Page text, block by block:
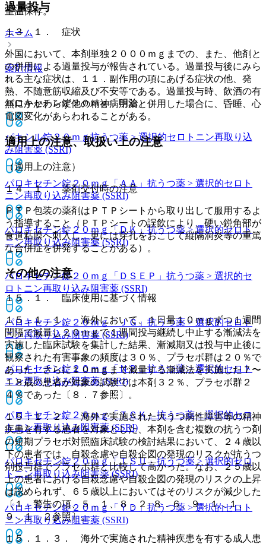
室温保存。
ホーム
薬剤情報
パロキセチン錠２０ｍｇ「明治」
パキシル錠２０ｍｇ抗うつ薬 > 選択的セロトニン再取り込
み阻害薬 (SSRI)
パロキセチン錠２０ｍｇ「ＡＡ」 抗うつ薬 > 選択的セロト
ニン再取り込み阻害薬 (SSRI)
パロキセチン錠２０ｍｇ「ＤＫ」抗うつ薬 > 選択的セロト
ニン再取り込み阻害薬 (SSRI)
パロキセチン錠２０ｍｇ「ＤＳＥＰ」 抗うつ薬 > 選択的セ
ロトニン再取り込み阻害薬 (SSRI)
パロキセチン錠２０ｍｇ「ＪＧ」 抗うつ薬 > 選択的セロト
ニン再取り込み阻害薬 (SSRI)
パロキセチン錠２０ｍｇ「ＮＰ」抗うつ薬 > 選択的セロト
ニン再取り込み阻害薬 (SSRI)
パロキセチン錠２０ｍｇ「ＴＣＫ」抗うつ薬 > 選択的セロ
トニン再取り込み阻害薬 (SSRI)
パロキセチン錠２０ｍｇ「ＴＳＵ」抗うつ薬 > 選択的セロ
トニン再取り込み阻害薬 (SSRI)
パロキセチン錠２０ｍｇ「ＹＤ」 抗うつ薬 > 選択的セロト
ニン再取り込み阻害薬 (SSRI)
過量投与
１３．１． 症状
外国において、本剤単独２０００ｍｇまでの、また、他剤と
の併用による過量投与が報告されている。過量投与後にみら
れる主な症状は、１１．副作用の項にあげる症状の他、発
熱、不随意筋収縮及び不安等である。過量投与時、飲酒の有
無にかかわらず他の精神病用薬と併用した場合に、昏睡、心
電図変化があらわれることがある。
適用上の注意、取扱い上の注意
（適用上の注意）
１４．１． 薬剤交付時の注意
ＰＴＰ包装の薬剤はＰＴＰシートから取り出して服用するよ
う指導すること（ＰＴＰシートの誤飲により、硬い鋭角部が
食道粘膜へ刺入し、更には穿孔をおこして縦隔洞炎等の重篤
な合併症を併発することがある）。
その他の注意
１５．１． 臨床使用に基づく情報
１５．１．１． 海外において、１日量１０ｍｇずつ１週間
間隔で減量し２０ｍｇで１週間投与継続し中止する漸減法を
実施した臨床試験を集計した結果、漸減期又は投与中止後に
観察された有害事象の頻度は３０％、プラセボ群は２０％で
あった。さらに１０ｍｇまで減量する漸減法を実施した７〜
１８歳の患者が対象の試験では本剤３２％、プラセボ群２
４％であった〔８．７参照〕。
１５．１．２． 海外で実施された大うつ病性障害等の精神
疾患を有する患者を対象とした、本剤を含む複数の抗うつ剤
の短期プラセボ対照臨床試験の検討結果において、２４歳以
下の患者では、自殺念慮や自殺企図の発現のリスクが抗うつ
剤投与群でプラセボ群と比較して高かった。なお、２５歳以
上の患者における自殺念慮や自殺企図の発現のリスクの上昇
は認められず、６５歳以上においてはそのリスクが減少した
〔１．警告の項、５．１、８．２−８．６、９．１．１、
９．１．２参照〕。
１５．１．３． 海外で実施された精神疾患を有する成人患